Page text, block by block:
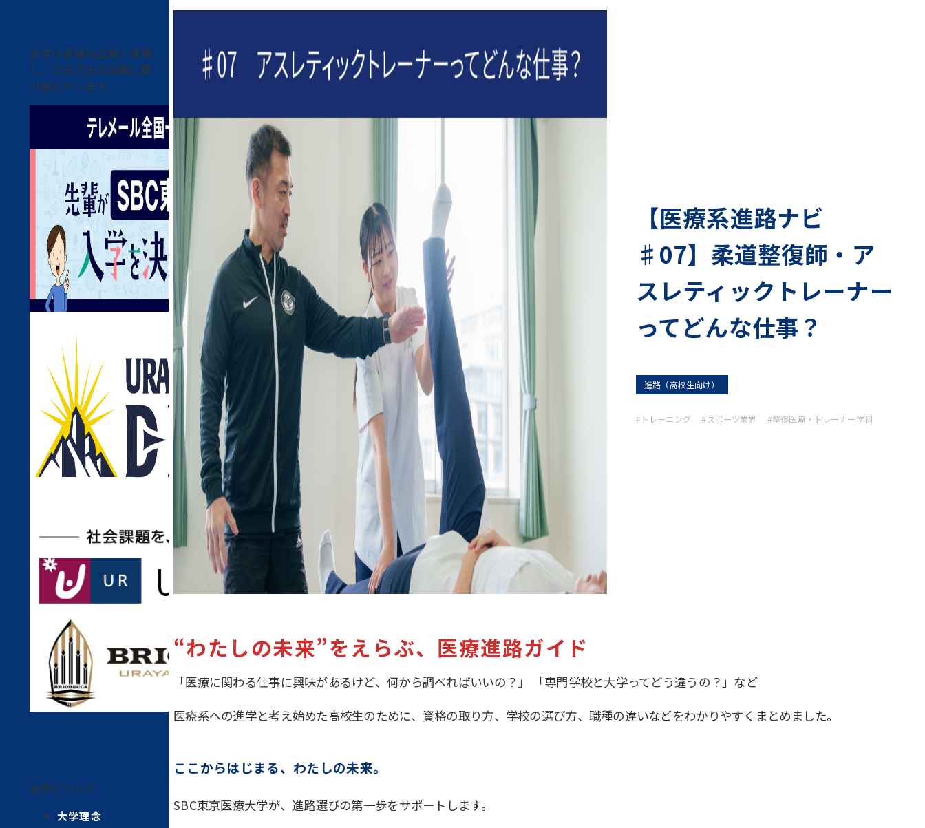
本学は多様な企業と連携
し、さまざまな活動に取
り組んでいます。
本学について
大学理念
【医療系進路ナビ
♯07】柔道整復師・ア
スレティックトレーナー
ってどんな仕事？
進路（高校生向け）
#トレーニング#スポーツ業界 #整復医療・トレーナー学科
“わたしの未来”をえらぶ、医療進路ガイド
「医療に関わる仕事に興味があるけど、何から調べればいいの？」 「専門学校と大学ってどう違うの？」など
医療系への進学と考え始めた高校生のために、資格の取り方、学校の選び方、職種の違いなどをわかりやすくまとめました。
ここからはじまる、わたしの未来。
SBC東京医療大学が、進路選びの第一歩をサポートします。